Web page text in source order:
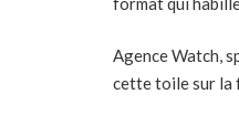
Agence Watch,
cette toile sur la